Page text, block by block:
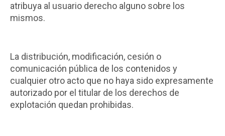
atribuya al usuario derecho alguno sobre los
mismos.
La distribución, modificación, cesión o
comunicación pública de los contenidos y
cualquier otro acto que no haya sido expresamente
autorizado por el titular de los derechos de
explotación quedan prohibidas.